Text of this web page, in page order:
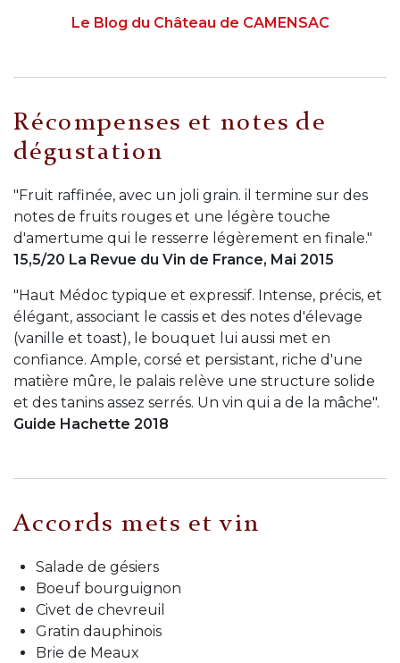
Le Blog du Château de CAMENSAC
Récompenses et notes de
dégustation
"Fruit raffinée, avec un joli grain. il termine sur des
notes de fruits rouges et une légère touche
d'amertume qui le resserre légèrement en finale."
15,5/20 La Revue du Vin de France, Mai 2015
"Haut Médoc typique et expressif. Intense, précis, et
élégant, associant le cassis et des notes d'élevage
(vanille et toast), le bouquet lui aussi met en
confiance. Ample, corsé et persistant, riche d'une
matière mûre, le palais relève une structure solide
et des tanins assez serrés. Un vin qui a de la mâche".
Guide Hachette 2018
Accords mets et vin
Salade de gésiers
Boeuf bourguignon
Civet de chevreuil
Gratin dauphinois
Brie de Meaux